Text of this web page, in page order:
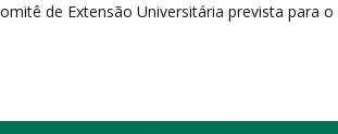
de Extensão Universitária prevista para o